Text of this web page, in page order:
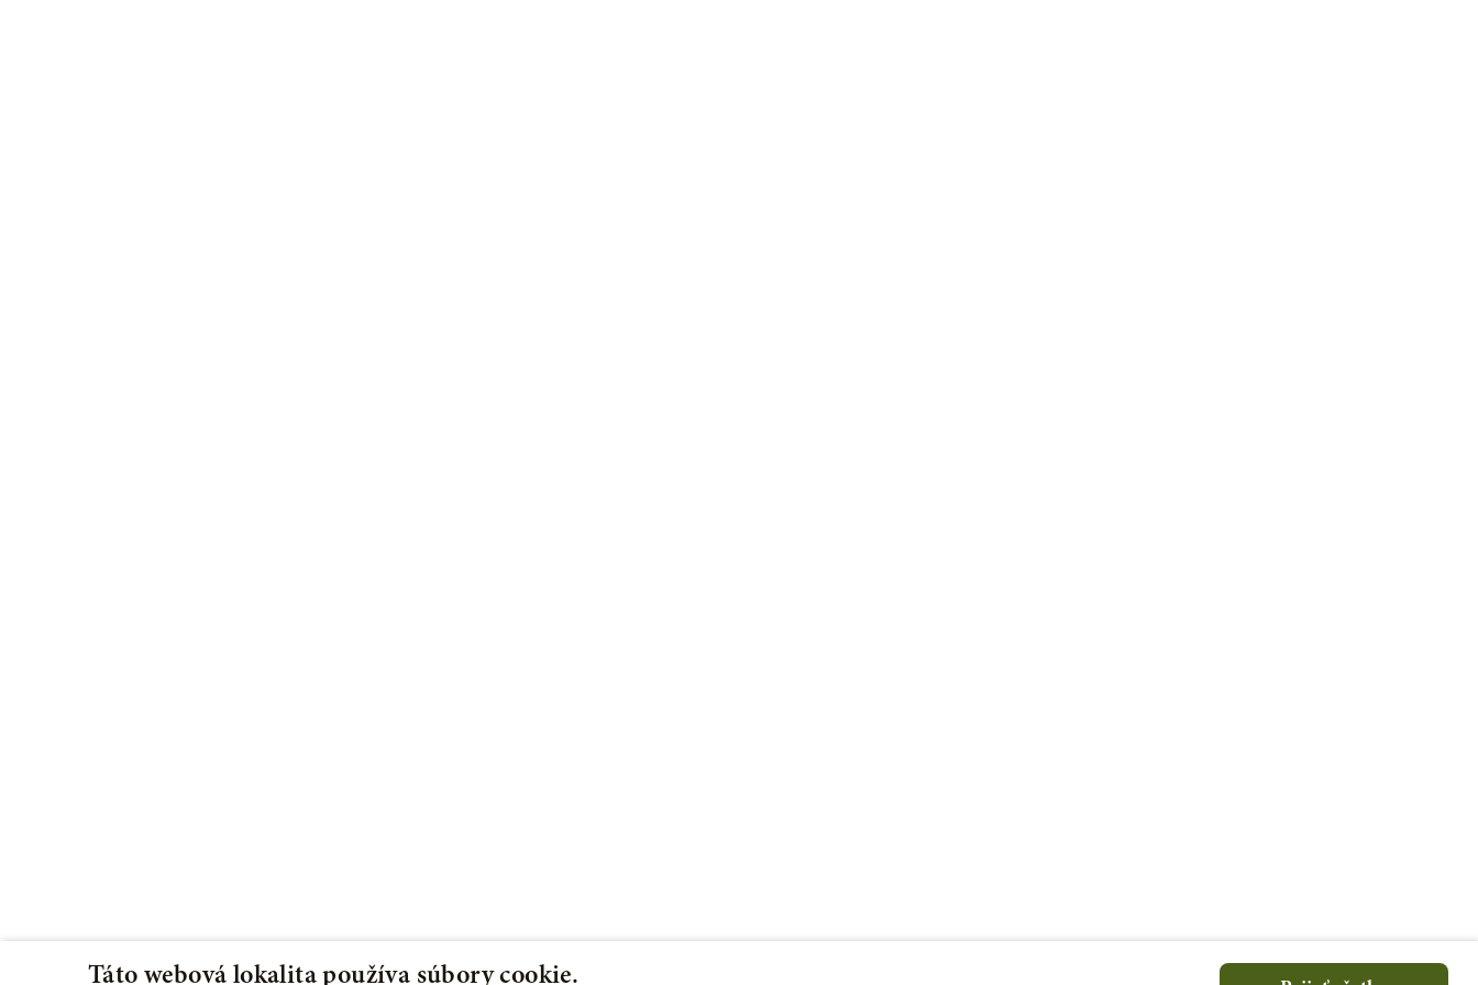
Táto webová lokalita používa súbory cookie.